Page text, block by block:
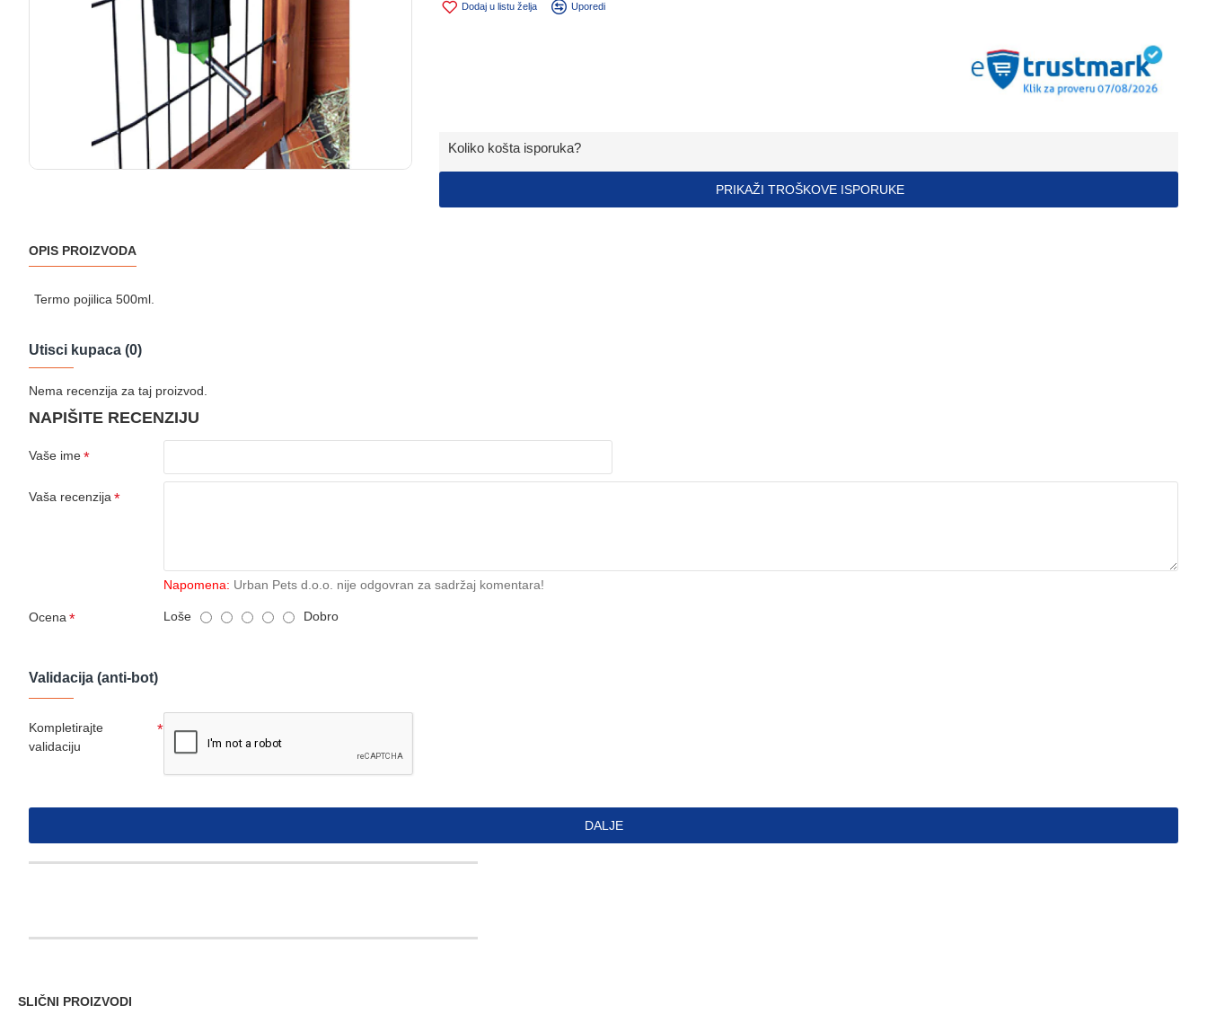
Dodaj u listu želja Uporedi
Koliko košta isporuka?
PRIKAŽI TROŠKOVE ISPORUKE
OPIS PROIZVODA
Termo pojilica 500ml.
Utisci kupaca (0)
Nema recenzija za taj proizvod.
NAPIŠITE RECENZIJU
Vaše ime
Vaša recenzija
Napomena: Urban Pets d.o.o. nije odgovran za sadržaj komentara!
Ocena Loše Dobro
Validacija (anti-bot)
Kompletirajte
validaciju
DALJE
SLIČNI PROIZVODI